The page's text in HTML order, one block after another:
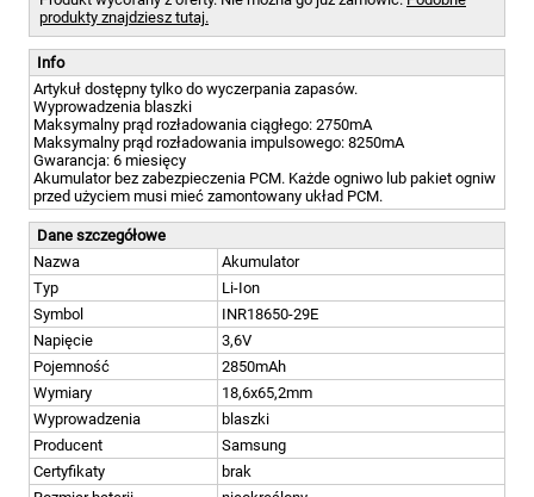
produkty znajdziesz tutaj.
Info
Artykuł dostępny tylko do wyczerpania zapasów.
Wyprowadzenia blaszki
Maksymalny prąd rozładowania ciągłego: 2750mA
Maksymalny prąd rozładowania impulsowego: 8250mA
Gwarancja: 6 miesięcy
Akumulator bez zabezpieczenia PCM. Każde ogniwo lub pakiet ogniw
przed użyciem musi mieć zamontowany układ PCM.
Dane szczegółowe
Nazwa
Akumulator
Typ
Li-Ion
Symbol
INR18650-29E
Napięcie
3,6V
Pojemność
2850mAh
Wymiary
18,6x65,2mm
Wyprowadzenia
blaszki
Producent
Samsung
Certyfikaty
brak